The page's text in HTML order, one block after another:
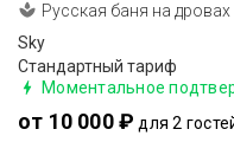
Русская баня на дровах
Sky
Стандартный тариф
Моментальное
от 10 000 ₽ для 2